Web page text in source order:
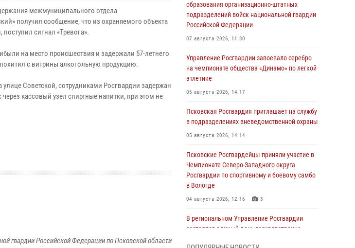
межмуниципального отдела
получил сообщение, что из охраняемого объекта
сигнал «Тревога».
на место происшествия и задержали 57-летнего
с витрины алкогольную продукцию.
улице Советской, сотрудниками Росгвардии задержан
кассовый узел спиртные напитки, при этом не
гвардии Российской Федерации по Псковской области
образования организационно-штатных
подразделений войск национальной гвардии
Российской Федерации
07 августа 2026, 11:30
Управление Росгвардии завоевало серебро
на чемпионате общества «Динамо» по легкой
атлетике
05 августа 2026, 14:17
Псковская Росгвардия приглашает на службу
в подразделениях вневедомственной охраны
05 августа 2026, 14:14
Псковские Росгвардейцы приняли участие в
Чемпионате Северо-Западного округа
Росгвардии по спортивному и боевому самбо
в Вологде
04 августа 2026, 12:16 3
В региональном Управление Росгвардии
состоялся единый день государственно-